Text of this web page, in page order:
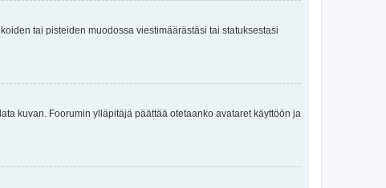
tai pisteiden muodossa viestimäärästäsi tai statuksestasi
kuvan. Foorumin ylläpitäjä päättää otetaanko avataret käyttöön ja